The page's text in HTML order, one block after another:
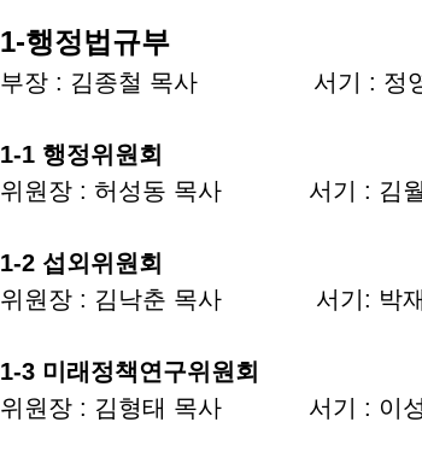
1-행정법규부
부장 : 김종철 목사 서기 : 정
1-1 행정위원회
위원장 : 허성동 목사 서기 : 김
1-2 섭외위원회
위원장 : 김낙춘 목사 서기:
1-3 미래정책연구위원회
위원장 : 김형태 목사 서기 :